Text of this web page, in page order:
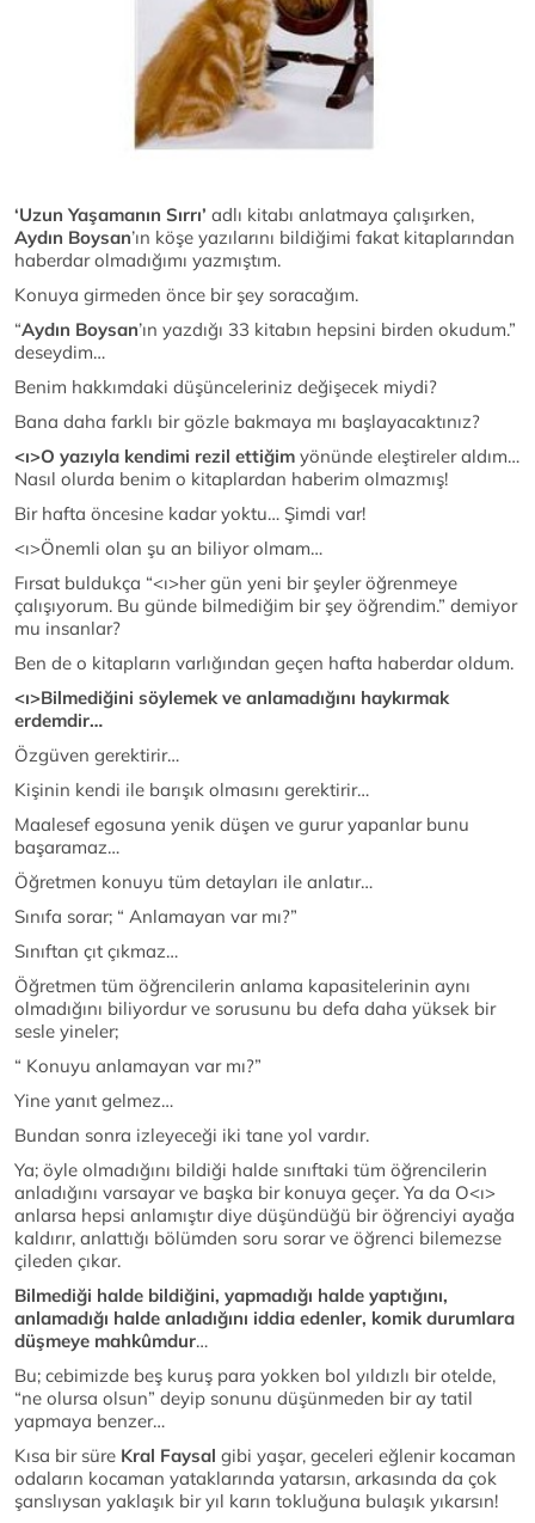
‘Uzun Yaşamanın Sırrı’ adlı kitabı anlatmaya çalışırken,
Aydın Boysan’ın köşe yazılarını bildiğimi fakat kitaplarından
haberdar olmadığımı yazmıştım.
Konuya girmeden önce bir şey soracağım.
“Aydın Boysan’ın yazdığı 33 kitabın hepsini birden okudum.”
deseydim…
Benim hakkımdaki düşünceleriniz değişecek miydi?
Bana daha farklı bir gözle bakmaya mı başlayacaktınız?
<ı>O yazıyla kendimi rezil ettiğim yönünde eleştireler aldım…
Nasıl olurda benim o kitaplardan haberim olmazmış!
Bir hafta öncesine kadar yoktu… Şimdi var!
<ı>Önemli olan şu an biliyor olmam…
Fırsat buldukça “<ı>her gün yeni bir şeyler öğrenmeye
çalışıyorum. Bu günde bilmediğim bir şey öğrendim.” demiyor
mu insanlar?
Ben de o kitapların varlığından geçen hafta haberdar oldum.
<ı>Bilmediğini söylemek ve anlamadığını haykırmak
erdemdir…
Özgüven gerektirir…
Kişinin kendi ile barışık olmasını gerektirir…
Maalesef egosuna yenik düşen ve gurur yapanlar bunu
başaramaz…
Öğretmen konuyu tüm detayları ile anlatır…
Sınıfa sorar; “ Anlamayan var mı?”
Sınıftan çıt çıkmaz…
Öğretmen tüm öğrencilerin anlama kapasitelerinin aynı
olmadığını biliyordur ve sorusunu bu defa daha yüksek bir
sesle yineler;
“ Konuyu anlamayan var mı?”
Yine yanıt gelmez…
Bundan sonra izleyeceği iki tane yol vardır.
Ya; öyle olmadığını bildiği halde sınıftaki tüm öğrencilerin
anladığını varsayar ve başka bir konuya geçer. Ya da O<ı>
anlarsa hepsi anlamıştırdiye düşündüğü bir öğrenciyi ayağa
kaldırır, anlattığı bölümden soru sorar ve öğrenci bilemezse
çileden çıkar.
Bilmediği halde bildiğini, yapmadığı halde yaptığını,
anlamadığı halde anladığını iddia edenler, komik durumlara
düşmeye mahkûmdur…
Bu; cebimizde beş kuruş para yokken bol yıldızlı bir otelde,
“ne olursa olsun” deyip sonunu düşünmeden bir ay tatil
yapmaya benzer…
Kısa bir süre Kral Faysal gibi yaşar, geceleri eğlenir kocaman
odaların kocaman yataklarında yatarsın, arkasında da çok
şanslıysan yaklaşık bir yıl karın tokluğuna bulaşık yıkarsın!